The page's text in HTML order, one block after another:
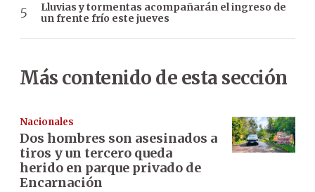
Lluvias y tormentas acompañarán el ingreso de
un frente frío este jueves
Más contenido de esta sección
Nacionales
Dos hombres son asesinados a
tiros y un tercero queda
herido en parque privado de
Encarnación